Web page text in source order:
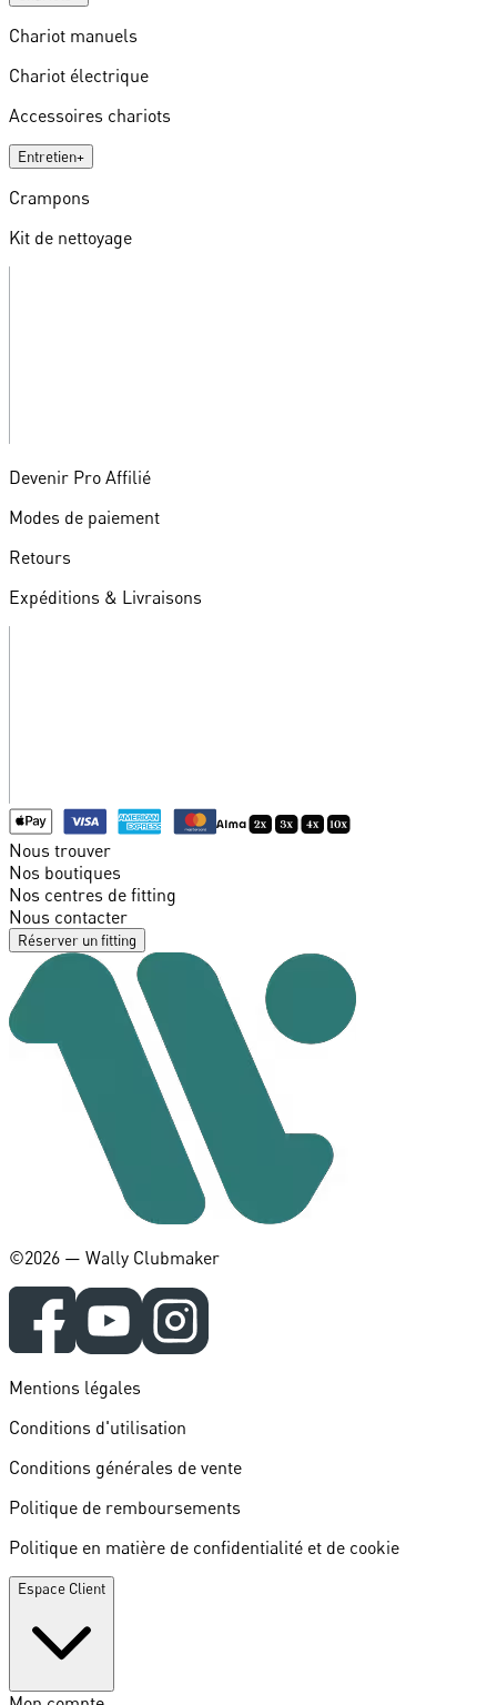
Chariot manuels
Chariot électrique
Accessoires chariots
Entretien+
Crampons
Kit de nettoyage
Devenir Pro Affilié
Modes de paiement
Retours
Expéditions & Livraisons
Nous trouver
Nos boutiques
Nos centres de fitting
Nous contacter
Réserver un fitting
©️2026 — Wally Clubmaker
Mentions légales
Conditions d'utilisation
Conditions générales de vente
Politique de remboursements
Politique en matière de confidentialité et de cookie
Espace Client